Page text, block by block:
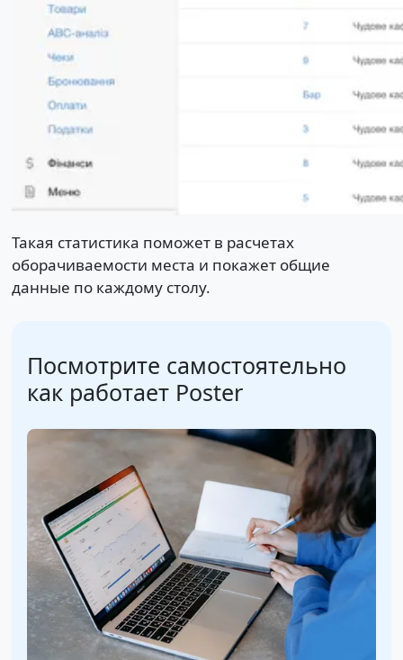
Такая статистика поможет в расчетах
оборачиваемости места и покажет общие
данные по каждому столу.
Посмотрите самостоятельно
как работает Poster